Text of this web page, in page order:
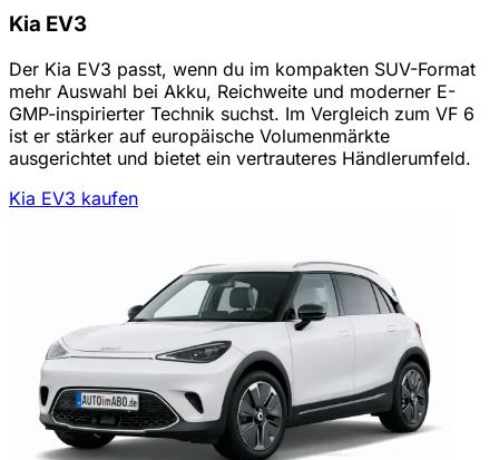
Kia EV3
Der Kia EV3 passt, wenn du im kompakten SUV-Format
mehr Auswahl bei Akku, Reichweite und moderner E-
GMP-inspirierter Technik suchst. Im Vergleich zum VF 6
ist er stärker auf europäische Volumenmärkte
ausgerichtet und bietet ein vertrauteres Händlerumfeld.
Kia EV3 kaufen